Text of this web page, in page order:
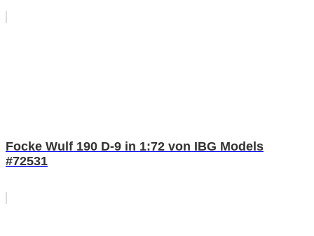
Focke Wulf 190 D-9 in 1:72 von IBG Models
#72531